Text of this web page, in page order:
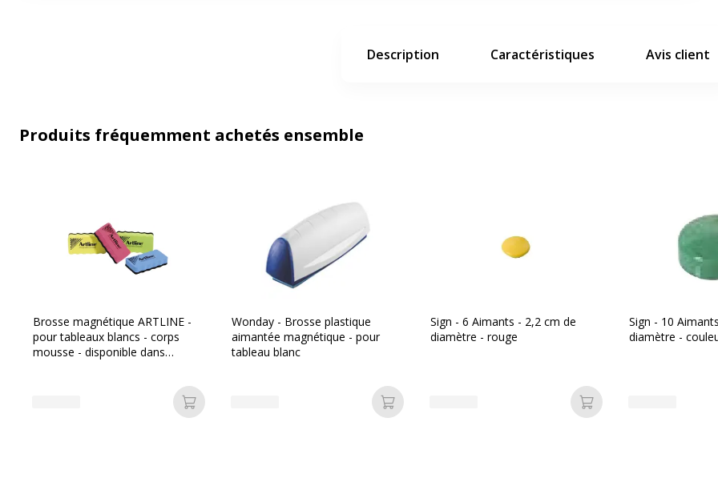
Description Caractéristiques Avis client
Produits fréquemment achetés ensemble
Brosse magnétique ARTLINE -
pour tableaux blancs - corps
mousse - disponible dans
Ajouter au panier
Wonday - Brosse plastique
aimantée magnétique - pour
tableau blanc
Ajouter au panier
Sign - 6 Aimants - 2,2 cm de
diamètre - rouge
Ajouter au panier
Sign - 10
diamètre -